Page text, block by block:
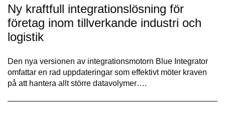
Ny kraftfull integrationslösning för
företag inom tillverkande industri och
logistik
Den nya versionen av integrationsmotorn Blue Integrator
omfattar en rad uppdateringar som effektivt möter kraven
på att hantera allt större datavolymer….